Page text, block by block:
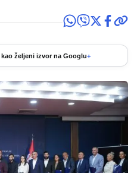
kao željeni izvor na Googlu+